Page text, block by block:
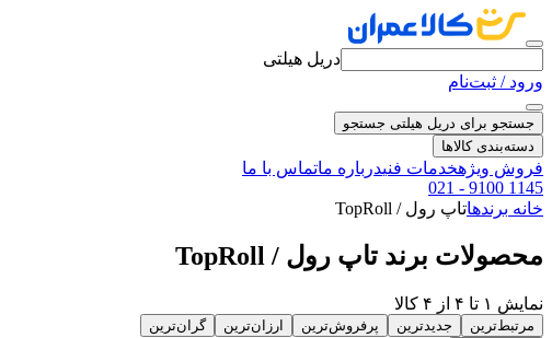
دریل هیلتی
ورود / ثبت‌نام
جستجو برای دریل هیلتی جستجو
دسته‌بندی کالاها
فروش ویژهخدمات فنیدرباره ماتماس با ما
021 - 9100 1145
خانه برندهاتاپ رول / TopRoll
محصولات برند تاپ رول / TopRoll
نمایش ۱ تا ۴ از ۴ کالا
مرتبط‌ترین جدیدترین پرفروش‌ترین ارزان‌ترین
گران‌ترین